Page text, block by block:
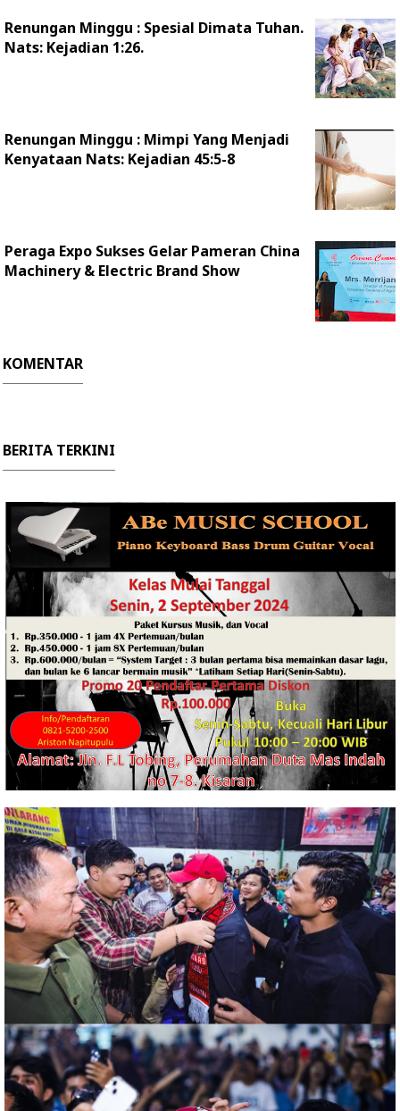
Renungan Minggu : Spesial Dimata Tuhan.
Nats: Kejadian 1:26.
Renungan Minggu : Mimpi Yang Menjadi
Kenyataan Nats: Kejadian 45:5-8
Peraga Expo Sukses Gelar Pameran China
Machinery & Electric Brand Show
KOMENTAR
BERITA TERKINI